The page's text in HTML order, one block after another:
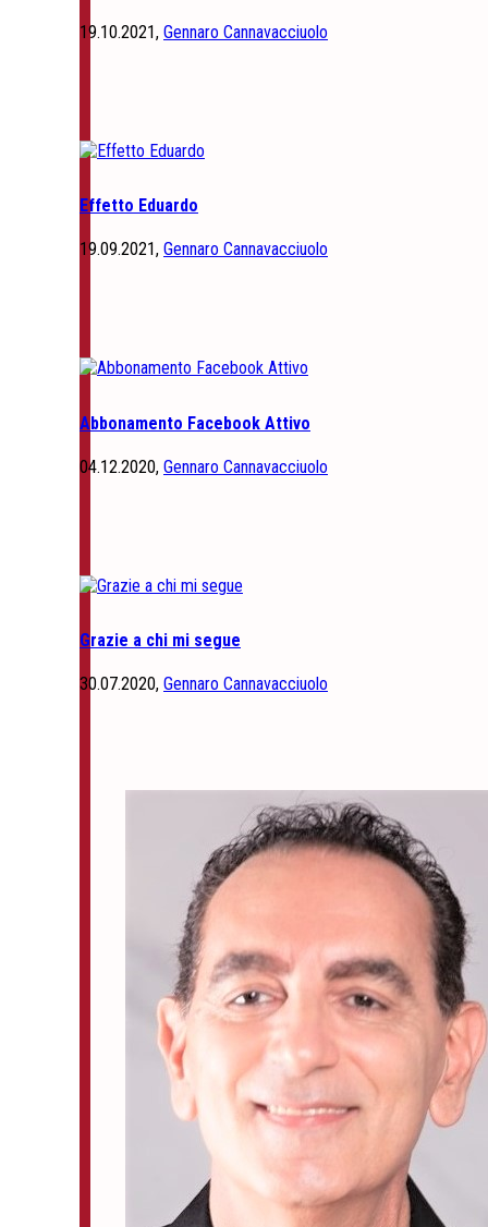
19.10.2021, Gennaro Cannavacciuolo
Effetto Eduardo
19.09.2021, Gennaro Cannavacciuolo
Abbonamento Facebook Attivo
04.12.2020, Gennaro Cannavacciuolo
Grazie a chi mi segue
30.07.2020, Gennaro Cannavacciuolo